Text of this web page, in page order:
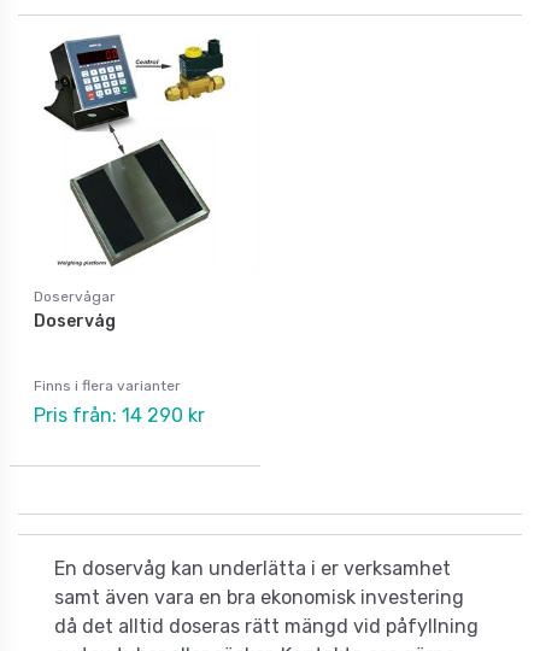
Doservågar
Doservåg
Finns i flera varianter
Pris från: 14 290 kr
En doservåg kan underlätta i er verksamhet
samt även vara en bra ekonomisk investering
då det alltid doseras rätt mängd vid påfyllning